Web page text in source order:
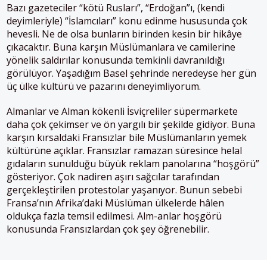
Bazı gazeteciler “kötü Rusları”, “Erdoğan”ı, (kendi
deyimleriyle) “İslamcıları” konu edinme hususunda çok
hevesli. Ne de olsa bunların birinden kesin bir hikâye
çıkacaktır. Buna karşın Müslümanlara ve camilerine
yönelik saldırılar konusunda temkinli davranıldığı
görülüyor. Yaşadığım Basel şehrinde neredeyse her gün
üç ülke kültürü ve pazarını deneyimliyorum.
Almanlar ve Alman kökenli İsviçreliler süpermarkete
daha çok çekimser ve ön yargılı bir şekilde gidiyor. Buna
karşın kırsaldaki Fransızlar bile Müslümanların yemek
kültürüne açıklar. Fransızlar ramazan süresince helal
gıdaların sunulduğu büyük reklam panolarına “hoşgörü”
gösteriyor. Çok nadiren aşırı sağcılar tarafından
gerçekleştirilen protestolar yaşanıyor. Bunun sebebi
Fransa’nın Afrika’daki Müslüman ülkelerde hâlen
oldukça fazla temsil edilmesi. Alm-anlar hoşgörü
konusunda Fransızlardan çok şey öğrenebilir.